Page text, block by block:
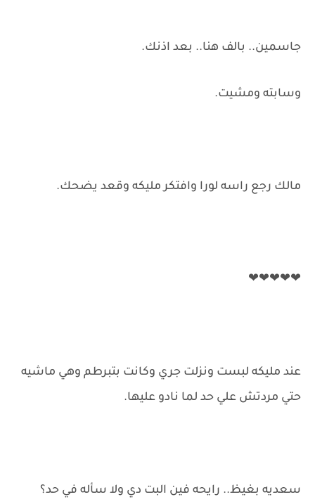
جاسمين.. بالف هنا.. بعد اذنك.
وسابته ومشيت.
مالك رجع راسه لورا وافتكر مليكه وقعد يضحك.
❤❤❤❤❤
عند مليكه لبست ونزلت جري وكانت بتبرطم وهي ماشيه
حتي مردتش علي حد لما نادو عليها.
سعديه بغيظ.. رايحه فين البت دي ولا سأله في حد؟